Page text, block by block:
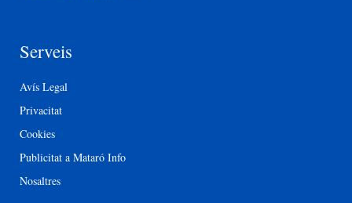
Serveis
Avís Legal
Privacitat
Cookies
Publicitat a Mataró Info
Nosaltres